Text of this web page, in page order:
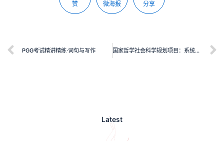
赞 微海报 分享
PGG考试精讲精练·词句与写作 国家哲学社会科学规划项目：系统功能语言学视阈的语法隐喻研究
Latest